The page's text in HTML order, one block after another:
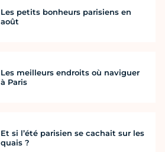
Les petits bonheurs parisiens en
août
Les meilleurs endroits où naviguer
à Paris
Et si l’été parisien se cachait sur les
quais ?